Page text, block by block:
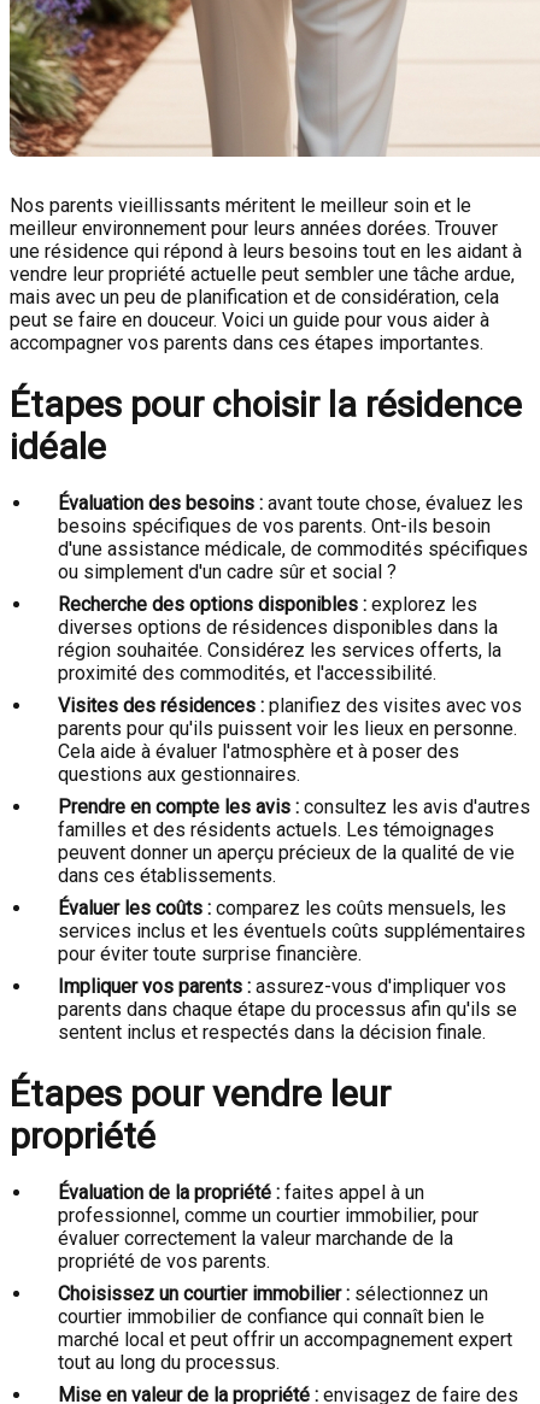
Nos parents vieillissants méritent le meilleur soin et le
meilleur environnement pour leurs années dorées. Trouver
une résidence qui répond à leurs besoins tout en les aidant à
vendre leur propriété actuelle peut sembler une tâche ardue,
mais avec un peu de planification et de considération, cela
peut se faire en douceur. Voici un guide pour vous aider à
accompagner vos parents dans ces étapes importantes.
Étapes pour choisir la résidence
idéale
Évaluation des besoins : avant toute chose, évaluez les
besoins spécifiques de vos parents. Ont-ils besoin
d'une assistance médicale, de commodités spécifiques
ou simplement d'un cadre sûr et social ?
Recherche des options disponibles : explorez les
diverses options de résidences disponibles dans la
région souhaitée. Considérez les services offerts, la
proximité des commodités, et l'accessibilité.
Visites des résidences : planifiez des visites avec vos
parents pour qu'ils puissent voir les lieux en personne.
Cela aide à évaluer l'atmosphère et à poser des
questions aux gestionnaires.
Prendre en compte les avis : consultez les avis d'autres
familles et des résidents actuels. Les témoignages
peuvent donner un aperçu précieux de la qualité de vie
dans ces établissements.
Évaluer les coûts : comparez les coûts mensuels, les
services inclus et les éventuels coûts supplémentaires
pour éviter toute surprise financière.
Impliquer vos parents : assurez-vous d'impliquer vos
parents dans chaque étape du processus afin qu'ils se
sentent inclus et respectés dans la décision finale.
Étapes pour vendre leur
propriété
Évaluation de la propriété : faites appel à un
professionnel, comme un courtier immobilier, pour
évaluer correctement la valeur marchande de la
propriété de vos parents.
Choisissez un courtier immobilier : sélectionnez un
courtier immobilier de confiance qui connaît bien le
marché local et peut offrir un accompagnement expert
tout au long du processus.
Mise en valeur de la propriété : envisagez de faire des